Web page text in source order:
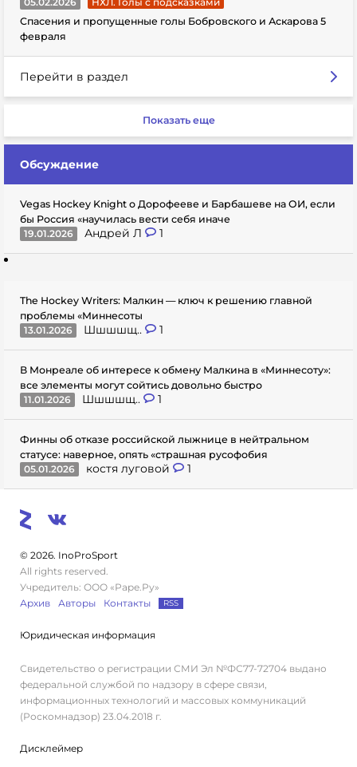
Спасения и пропущенные голы Бобровского и Аскарова 5
февраля
Перейти в раздел
Показать еще
Обсуждение
Vegas Hockey Knight о Дорофееве и Барбашеве на ОИ, если
бы Россия «научилась вести себя иначе
19.01.2026
Андрей Л 1
The Hockey Writers: Малкин — ключ к решению главной
проблемы «Миннесоты
13.01.2026
Шшшшщ.. 1
В Монреале об интересе к обмену Малкина в «Миннесоту»:
все элементы могут сойтись довольно быстро
11.01.2026
Шшшшщ.. 1
Финны об отказе российской лыжнице в нейтральном
статусе: наверное, опять «страшная русофобия
05.01.2026
костя луговой 1
© 2026. InoProSport
All rights reserved.
Учредитель: ООО «Раре.Ру»
Архив
Авторы Контакты RSS
Юридическая информация
Свидетельство о регистрации СМИ Эл №ФС77-72704 выдано
федеральной службой по надзору в сфере связи,
информационных технологий и массовых коммуникаций
(Роскомнадзор) 23.04.2018 г.
Дисклеймер